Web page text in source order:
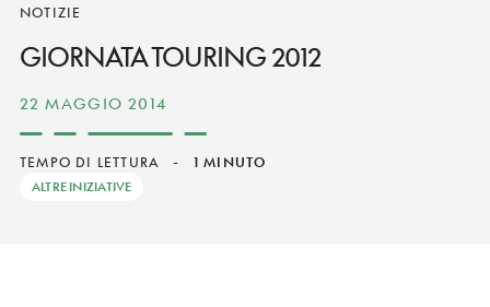
NOTIZIE
GIORNATA TOURING 2012
22 MAGGIO 2014
TEMPO DI LETTURA - 1 MINUTO
ALTRE INIZIATIVE